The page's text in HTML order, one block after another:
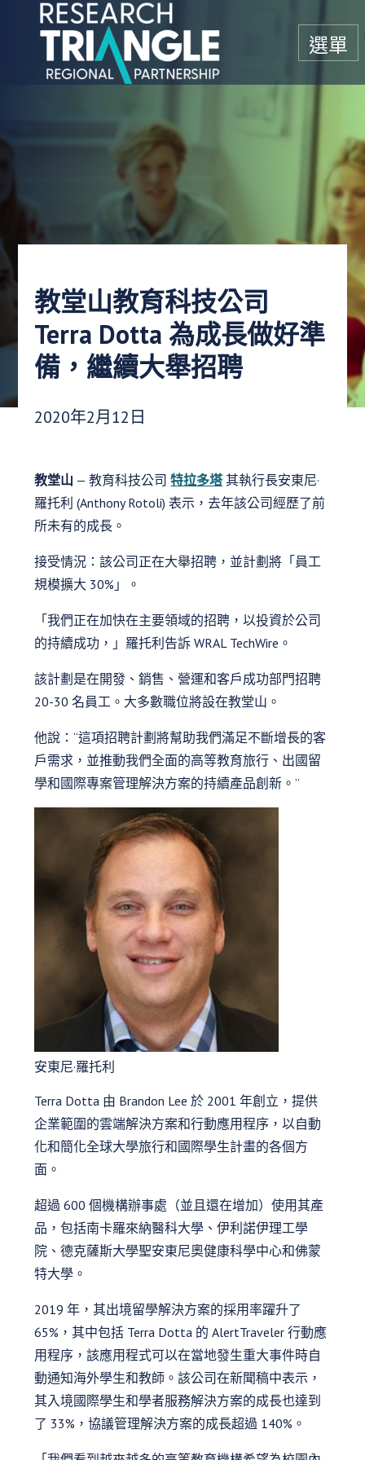
跳至內容
選單
教堂山教育科技公司
Terra Dotta 為成長做好準
備，繼續大舉招聘
發布日期：
2020年2月12日
教堂山 — 教育科技公司特拉多塔 其執行長安東尼·
羅托利 (Anthony Rotoli) 表示，去年該公司經歷了前
所未有的成長。
接受情況：該公司正在大舉招聘，並計劃將「員工
規模擴大 30%」。
「我們正在加快在主要領域的招聘，以投資於公司
的持續成功，」羅托利告訴 WRAL TechWire。
該計劃是在開發、銷售、營運和客戶成功部門招聘
20-30 名員工。大多數職位將設在教堂山。
他說：“這項招聘計劃將幫助我們滿足不斷增長的客
戶需求，並推動我們全面的高等教育旅行、出國留
學和國際專案管理解決方案的持續產品創新。”
安東尼·羅托利
Terra Dotta 由 Brandon Lee 於 2001 年創立，提供
企業範圍的雲端解決方案和行動應用程序，以自動
化和簡化全球大學旅行和國際學生計畫的各個方
面。
超過 600 個機構辦事處（並且還在增加）使用其產
品，包括南卡羅來納醫科大學、伊利諾伊理工學
院、德克薩斯大學聖安東尼奧健康科學中心和佛蒙
特大學。
2019 年，其出境留學解決方案的採用率躍升了
65%，其中包括 Terra Dotta 的 AlertTraveler 行動應
用程序，該應用程式可以在當地發生重大事件時自
動通知海外學生和教師。該公司在新聞稿中表示，
其入境國際學生和學者服務解決方案的成長也達到
了 33%，協議管理解決方案的成長超過 140%。